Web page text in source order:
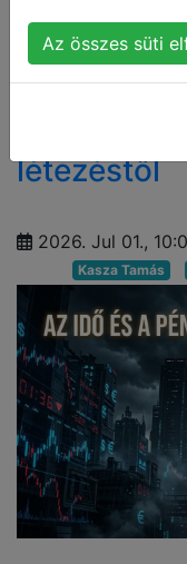
Az összes süti
Kezdőlap Blog
Amikor a
létezéstől
2026. Jul 01.,
Kasza Tamás